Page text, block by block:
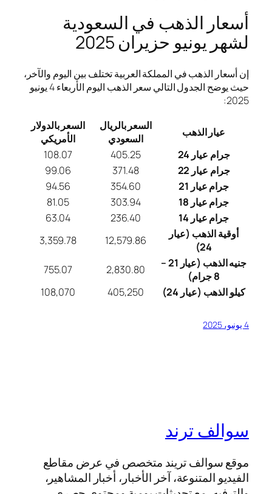
أسعار الذهب في السعودية
لشهر يونيو حزيران 2025
إن أسعار الذهب في المملكة العربية تختلف بين اليوم والآخر،
حيث يوضح الجدول التالي سعر الذهب اليوم الأربعاء 4 يونيو
2025:
عيار الذهب
السعر بالريال
السعودي
السعر بالدولار
الأمريكي
جرام عيار 24
405.25
108.07
جرام عيار 22
371.48
99.06
جرام عيار 21
354.60
94.56
جرام عيار 18
303.94
81.05
جرام عيار 14
236.40
63.04
أوقية الذهب (عيار
24)
12,579.86
3,359.78
جنيه الذهب (عيار 21 –
8 جرام)
2,830.80
755.07
كيلو الذهب (عيار 24)
405,250
108,070
4 يونيو، 2025
سوالف ترند
موقع سوالف تريند متخصص في عرض مقاطع
الفيديو المتنوعة، آخر الأخبار، أخبار المشاهير،